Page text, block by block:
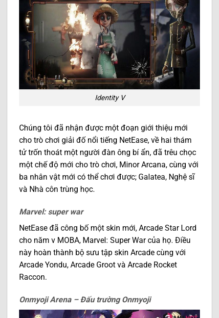
Identity V
Chúng tôi đã nhận được một đoạn giới thiệu mới
cho trò chơi giải đố nổi tiếng NetEase, về hai thám
tử trốn thoát một người đàn ông bí ẩn, đã trêu chọc
một chế độ mới cho trò chơi, Minor Arcana, cùng với
ba nhân vật mới có thể chơi được; Galatea, Nghệ sĩ
và Nhà côn trùng học.
Marvel: super war
NetEase đã công bố một skin mới, Arcade Star Lord
cho năm v MOBA, Marvel: Super War của họ. Điều
này hoàn thành bộ sưu tập skin Arcade cùng với
Arcade Yondu, Arcade Groot và Arcade Rocket
Raccon.
Onmyoji Arena – Đấu trường Onmyoji